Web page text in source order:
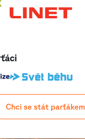
Chci se stát parťákem